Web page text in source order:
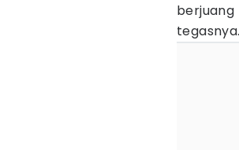
berjuang
tegasnya.